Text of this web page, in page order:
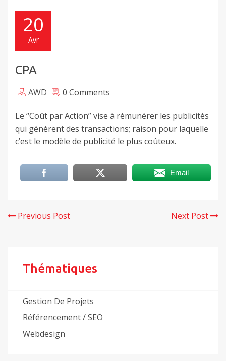
20
Avr
CPA
AWD 0 Comments
Le “Coût par Action” vise à rémunérer les publicités
qui génèrent des transactions; raison pour laquelle
c’est le modèle de publicité le plus coûteux.
Email
Previous Post Next Post
Thématiques
Gestion De Projets
Référencement / SEO
Webdesign